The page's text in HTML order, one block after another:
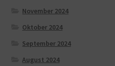
November 2024
Oktober 2024
September 2024
August 2024